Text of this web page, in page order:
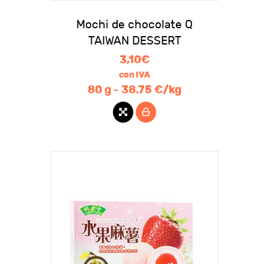
Mochi de chocolate Q
TAIWAN DESSERT
3,10€
con IVA
80 g - 38.75 €/kg